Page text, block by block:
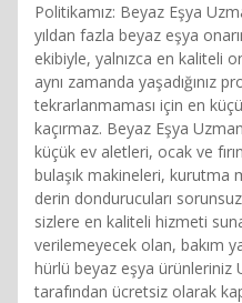
Politikamız: Beyaz Eşya
yıldan fazla beyaz eşya
ekibiyle, yalnızca en kaliteli
aynı zamanda yaşadığınız
tekrarlanmaması için en
kaçırmaz. Beyaz Eşya
küçük ev aletleri, ocak ve
bulaşık makineleri, kurutma
derin dondurucuları
sizlere en kaliteli hizmeti
verilemeyecek olan, bakım
hürlü beyaz eşya ürünleriniz
tarafından ücretsiz olarak